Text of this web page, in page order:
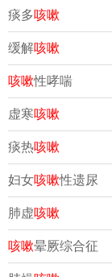
痰多咳嗽
缓解咳嗽
咳嗽性哮喘
虚寒咳嗽
痰热咳嗽
妇女咳嗽性遗尿
肺虚咳嗽
咳嗽晕厥综合征